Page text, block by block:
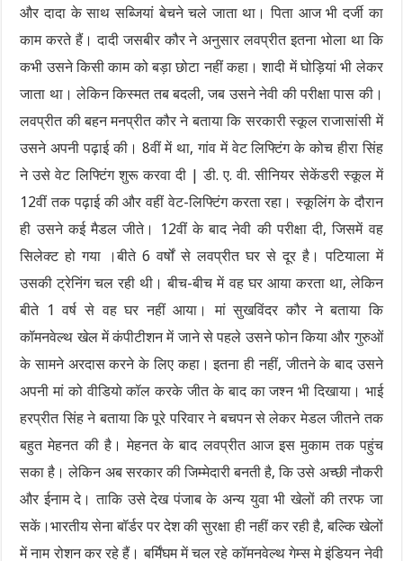
और दादा के साथ सब्जियां बेचने चले जाता था। पिता आज भी दर्जी का
काम करते हैं। दादी जसबीर कौर ने अनुसार लवप्रीत इतना भोला था कि
कभी उसने किसी काम को बड़ा छोटा नहीं कहा। शादी में घोड़ियां भी लेकर
जाता था। लेकिन किस्मत तब बदली, जब उसने नेवी की परीक्षा पास की।
लवप्रीत की बहन मनप्रीत कौर ने बताया कि सरकारी स्कूल राजासांसी में
उसने अपनी पढ़ाई की। 8वीं में था, गांव में वेट लिफ्टिंग के कोच हीरा सिंह
ने उसे वेट लिफ्टिंग शुरू करवा दी | डी. ए. वी. सीनियर सेकेंडरी स्कूल में
12वीं तक पढ़ाई की और वहीं वेट-लिफ्टिंग करता रहा। स्कूलिंग के दौरान
ही उसने कई मैडल जीते। 12वीं के बाद नेवी की परीक्षा दी, जिसमें वह
सिलेक्ट हो गया ।बीते 6 वर्षों से लवप्रीत घर से दूर है। पटियाला में
उसकी ट्रेनिंग चल रही थी। बीच-बीच में वह घर आया करता था, लेकिन
बीते 1 वर्ष से वह घर नहीं आया। मां सुखविंदर कौर ने बताया कि
कॉमनवेल्थ खेल में कंपीटीशन में जाने से पहले उसने फोन किया और गुरुओं
के सामने अरदास करने के लिए कहा। इतना ही नहीं, जीतने के बाद उसने
अपनी मां को वीडियो कॉल करके जीत के बाद का जश्न भी दिखाया। भाई
हरप्रीत सिंह ने बताया कि पूरे परिवार ने बचपन से लेकर मेडल जीतने तक
बहुत मेहनत की है। मेहनत के बाद लवप्रीत आज इस मुकाम तक पहुंच
सका है। लेकिन अब सरकार की जिम्मेदारी बनती है, कि उसे अच्छी नौकरी
और ईनाम दे। ताकि उसे देख पंजाब के अन्य युवा भी खेलों की तरफ जा
सकें।भारतीय सेना बॉर्डर पर देश की सुरक्षा ही नहीं कर रही है, बल्कि खेलों
में नाम रोशन कर रहे हैं। बर्मिंघम में चल रहे कॉमनवेल्थ गेम्स मे इंडियन नेवी